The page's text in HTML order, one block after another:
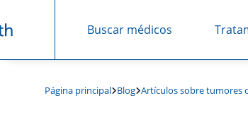
Buscar médicos
Página principal Blog Artículos sobre tumores